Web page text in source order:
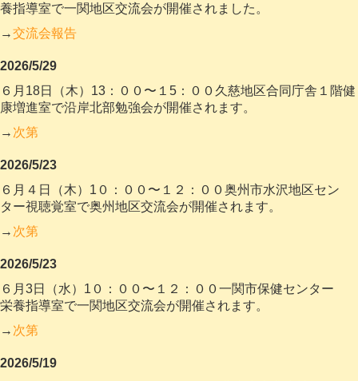
養指導室で一関地区交流会が開催されました 。
→交流会報告
2026/5/29
６月18日（木）13：００〜１5：００久慈地区合同庁舎１階健
康増進室で沿岸北部勉強会が開催されます。
→ 次第
2026/5/23
６月４日（木）1０：００〜１２：００奥州市水沢地区セン
ター視聴覚室で奥州地区交流会が開催されます。
→ 次第
2026/5/23
６月3日（水）1０：００〜１２：００一関市保健センター
栄養指導室で一関地区交流会が開催されます。
→ 次第
2026/5/19